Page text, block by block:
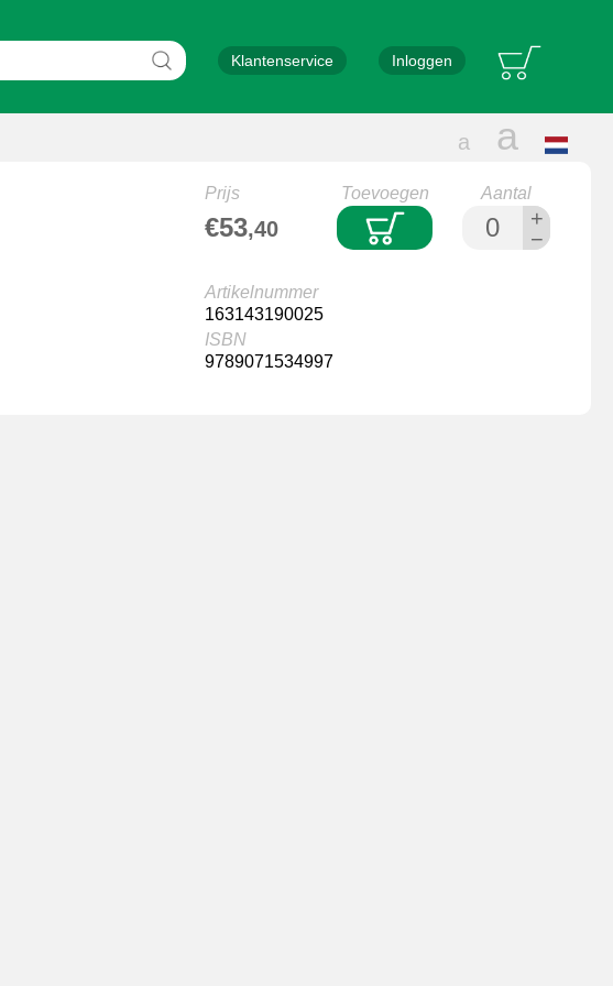
ZoekenKlantenservice Inloggen
Normale
a
letters
a
Prijs
€53,40
Toevoegen Aantal
+
−
Artikelnummer
163143190025
ISBN
9789071534997